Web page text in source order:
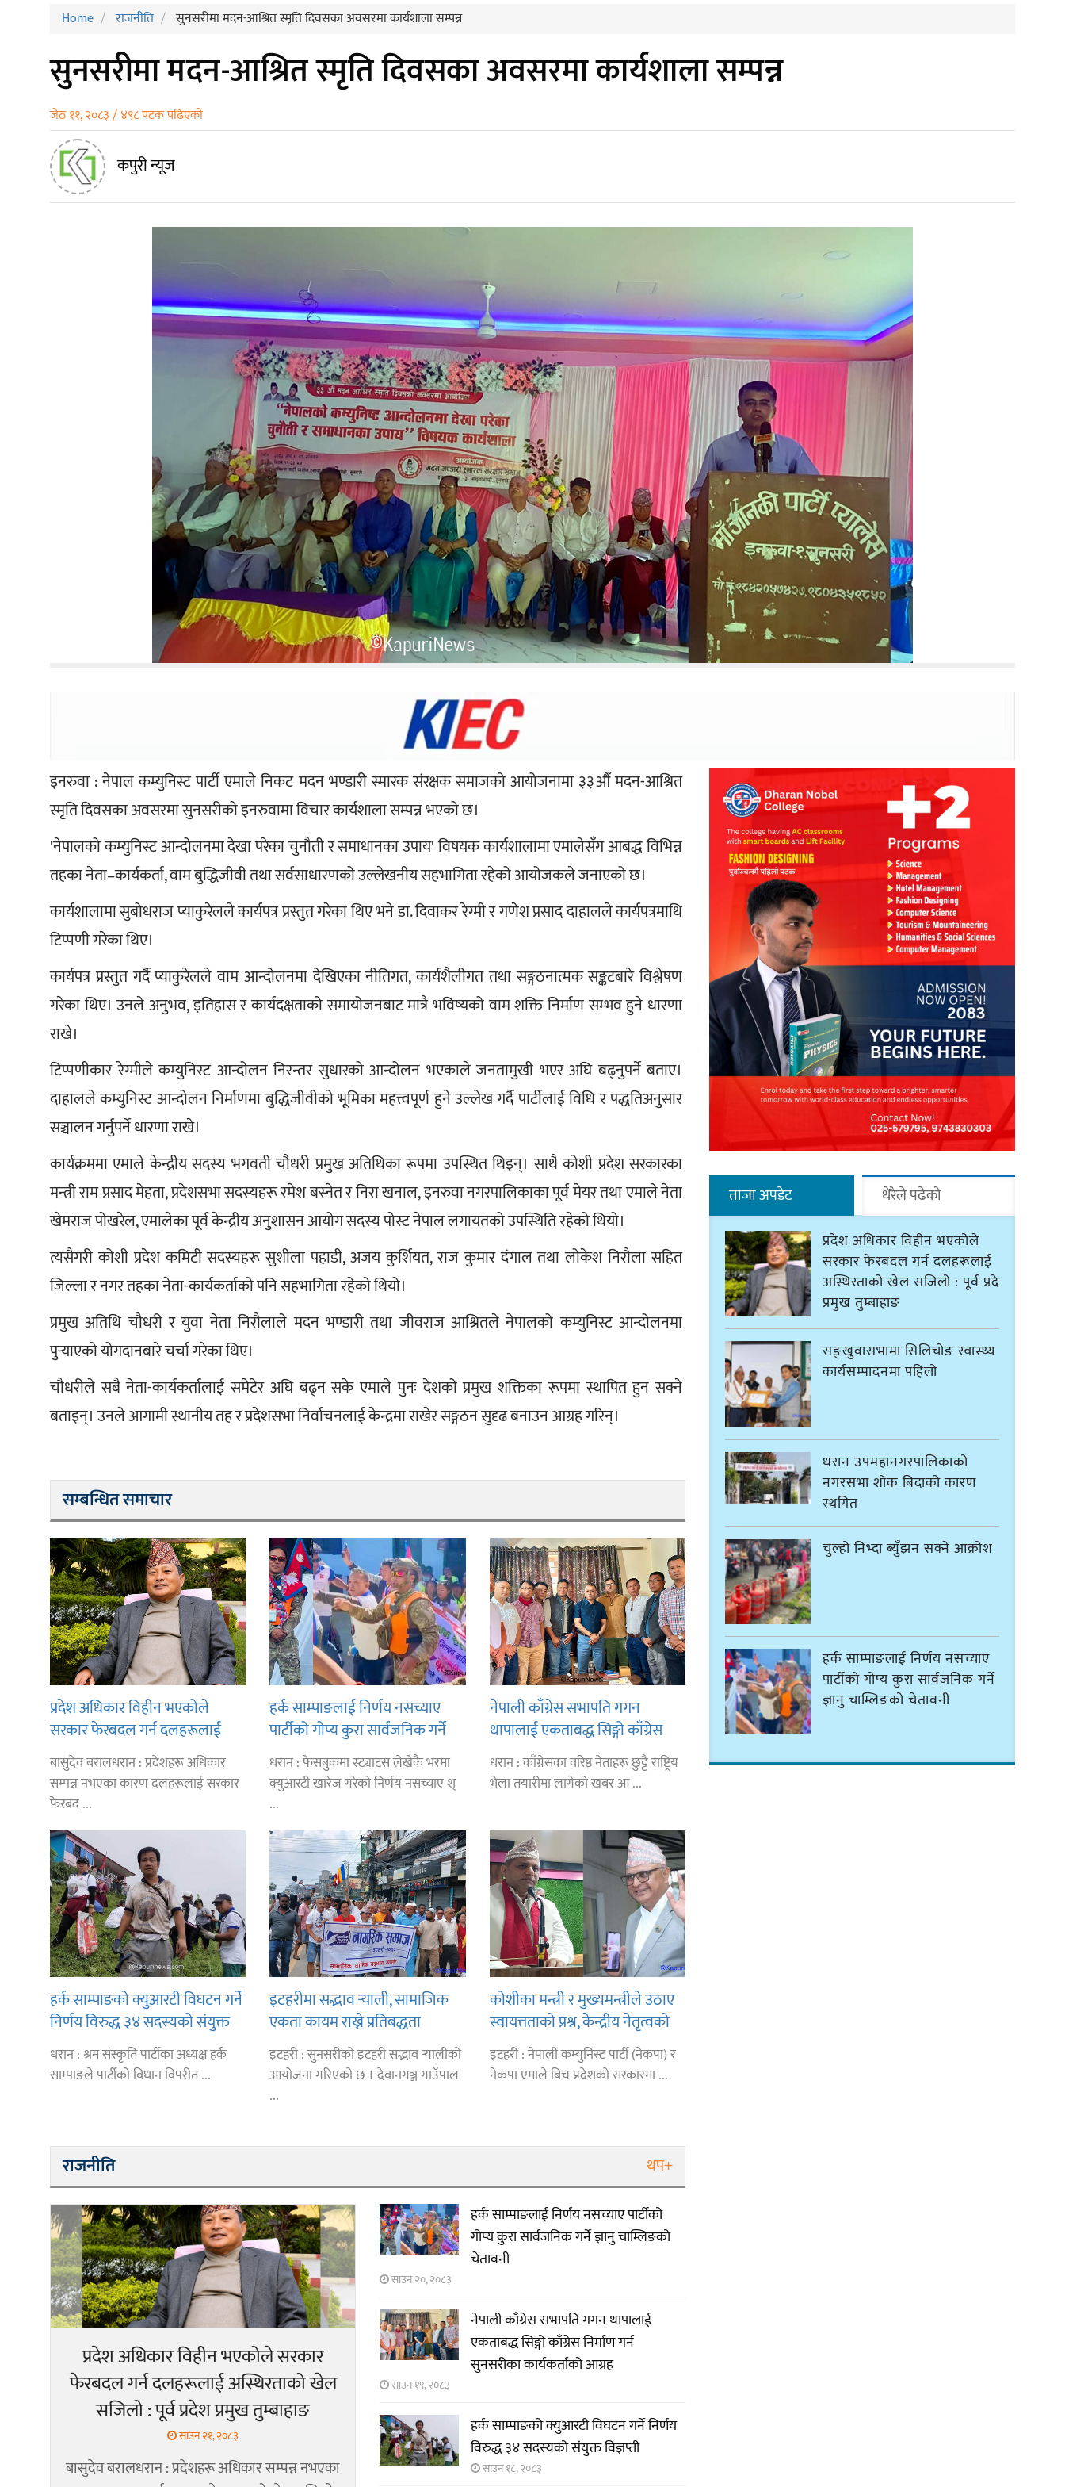
Home राजनीति सुनसरीमा मदन-आश्रित स्मृति दिवसका अवसरमा कार्यशाला सम्पन्न
सुनसरीमा मदन-आश्रित स्मृति दिवसका अवसरमा कार्यशाला सम्पन्न
जेठ ११, २०८३ / ४९८ पटक पढिएको
कपुरी न्यूज
इनरुवा : नेपाल कम्युनिस्ट पार्टी एमाले निकट मदन भण्डारी स्मारक संरक्षक समाजको आयोजनामा ३३औँ मदन-आश्रित
स्मृति दिवसका अवसरमा सुनसरीको इनरुवामा विचार कार्यशाला सम्पन्न भएको छ।
'नेपालको कम्युनिस्ट आन्दोलनमा देखा परेका चुनौती र समाधानका उपाय' विषयक कार्यशालामा एमालेसँग आबद्ध विभिन्न
तहका नेता–कार्यकर्ता, वाम बुद्धिजीवी तथा सर्वसाधारणको उल्लेखनीय सहभागिता रहेको आयोजकले जनाएको छ।
कार्यशालामा सुबोधराज प्याकुरेलले कार्यपत्र प्रस्तुत गरेका थिए भने डा. दिवाकर रेग्मी र गणेश प्रसाद दाहालले कार्यपत्रमाथि
टिप्पणी गरेका थिए।
कार्यपत्र प्रस्तुत गर्दै प्याकुरेलले वाम आन्दोलनमा देखिएका नीतिगत, कार्यशैलीगत तथा सङ्गठनात्मक सङ्कटबारे विश्लेषण
गरेका थिए। उनले अनुभव, इतिहास र कार्यदक्षताको समायोजनबाट मात्रै भविष्यको वाम शक्ति निर्माण सम्भव हुने धारणा
राखे।
टिप्पणीकार रेग्मीले कम्युनिस्ट आन्दोलन निरन्तर सुधारको आन्दोलन भएकाले जनतामुखी भएर अघि बढ्नुपर्ने बताए।
दाहालले कम्युनिस्ट आन्दोलन निर्माणमा बुद्धिजीवीको भूमिका महत्त्वपूर्ण हुने उल्लेख गर्दै पार्टीलाई विधि र पद्धतिअनुसार
सञ्चालन गर्नुपर्ने धारणा राखे।
कार्यक्रममा एमाले केन्द्रीय सदस्य भगवती चौधरी प्रमुख अतिथिका रूपमा उपस्थित थिइन्। साथै कोशी प्रदेश सरकारका
मन्त्री राम प्रसाद मेहता, प्रदेशसभा सदस्यहरू रमेश बस्नेत र निरा खनाल, इनरुवा नगरपालिकाका पूर्व मेयर तथा एमाले नेता
खेमराज पोखरेल, एमालेका पूर्व केन्द्रीय अनुशासन आयोग सदस्य पोस्ट नेपाल लगायतको उपस्थिति रहेको थियो।
त्यसैगरी कोशी प्रदेश कमिटी सदस्यहरू सुशीला पहाडी, अजय कुर्शियत, राज कुमार दंगाल तथा लोकेश निरौला सहित
जिल्ला र नगर तहका नेता-कार्यकर्ताको पनि सहभागिता रहेको थियो।
प्रमुख अतिथि चौधरी र युवा नेता निरौलाले मदन भण्डारी तथा जीवराज आश्रितले नेपालको कम्युनिस्ट आन्दोलनमा
पुर्‍याएको योगदानबारे चर्चा गरेका थिए।
चौधरीले सबै नेता-कार्यकर्तालाई समेटेर अघि बढ्न सके एमाले पुनः देशको प्रमुख शक्तिका रूपमा स्थापित हुन सक्ने
बताइन्। उनले आगामी स्थानीय तह र प्रदेशसभा निर्वाचनलाई केन्द्रमा राखेर सङ्गठन सुदृढ बनाउन आग्रह गरिन्।
सम्बन्धित समाचार
प्रदेश अधिकार विहीन भएकोले
सरकार फेरबदल गर्न दलहरूलाई
अस्थिरताको खेल सजिलो : पूर्व प्रदेश
प्रमुख तुम्बाहाङ
बासुदेव बरालधरान : प्रदेशहरू अधिकार
सम्पन्न नभएका कारण दलहरूलाई सरकार
फेरबद ...
हर्क साम्पाङलाई निर्णय नसच्याए
पार्टीको गोप्य कुरा सार्वजनिक गर्ने
ज्ञानु चाम्लिङको चेतावनी
धरान : फेसबुकमा स्ट्याटस लेखेकै भरमा
क्युआरटी खारेज गरेको निर्णय नसच्याए श्
...
नेपाली काँग्रेस सभापति गगन
थापालाई एकताबद्ध सिङ्गो काँग्रेस
निर्माण गर्न सुनसरीका कार्यकर्ताको
आग्रह
धरान : काँग्रेसका वरिष्ठ नेताहरू छुट्टै राष्ट्रिय
भेला तयारीमा लागेको खबर आ ...
हर्क साम्पाङको क्युआरटी विघटन गर्ने
निर्णय विरुद्ध ३४ सदस्यको संयुक्त
विज्ञप्ती
धरान : श्रम संस्कृति पार्टीका अध्यक्ष हर्क
साम्पाङले पार्टीको विधान विपरीत ...
इटहरीमा सद्भाव र्‍याली, सामाजिक
एकता कायम राख्ने प्रतिबद्धता
इटहरी : सुनसरीको इटहरी सद्भाव र्‍यालीको
आयोजना गरिएको छ । देवानगञ्ज गाउँपाल
...
कोशीका मन्त्री र मुख्यमन्त्रीले उठाए
स्वायत्तताको प्रश्न, केन्द्रीय नेतृत्वको
कारण प्रदेशमा समस्या
इटहरी : नेपाली कम्युनिस्ट पार्टी (नेकपा) र
नेकपा एमाले बिच प्रदेशको सरकारमा ...
राजनीति थप+
प्रदेश अधिकार विहीन भएकोले सरकार
फेरबदल गर्न दलहरूलाई अस्थिरताको खेल
सजिलो : पूर्व प्रदेश प्रमुख तुम्बाहाङ
साउन २१, २०८३
बासुदेव बरालधरान : प्रदेशहरू अधिकार सम्पन्न नभएका
हर्क साम्पाङलाई निर्णय नसच्याए पार्टीको
गोप्य कुरा सार्वजनिक गर्ने ज्ञानु चाम्लिङको
चेतावनी
साउन २०, २०८३
नेपाली काँग्रेस सभापति गगन थापालाई
एकताबद्ध सिङ्गो काँग्रेस निर्माण गर्न
सुनसरीका कार्यकर्ताको आग्रह
साउन १९, २०८३
हर्क साम्पाङको क्युआरटी विघटन गर्ने निर्णय
विरुद्ध ३४ सदस्यको संयुक्त विज्ञप्ती
साउन १८, २०८३
ताजा अपडेट धेरैले पढेको
प्रदेश अधिकार विहीन भएकोले
सरकार फेरबदल गर्न दलहरूलाई
अस्थिरताको खेल सजिलो : पूर्व प्रदेश
प्रमुख तुम्बाहाङ
सङ्खुवासभामा सिलिचोङ स्वास्थ्य
कार्यसम्पादनमा पहिलो
धरान उपमहानगरपालिकाको
नगरसभा शोक बिदाको कारण
स्थगित
चुल्हो निभ्दा ब्युँझन सक्ने आक्रोश
हर्क साम्पाङलाई निर्णय नसच्याए
पार्टीको गोप्य कुरा सार्वजनिक गर्ने
ज्ञानु चाम्लिङको चेतावनी
कार्तिक १८ गते इटहरीमा नेपथ्यको